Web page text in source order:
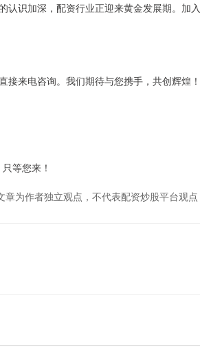
认识加深，配资行业正迎来黄金发展期。加入
来电咨询。我们期待与您携手，共创辉煌！
等您来！
章为作者独立观点，不代表配资炒股平台观点